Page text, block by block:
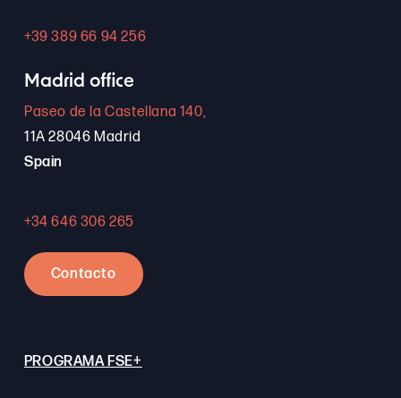
+39 389 66 94 256
Madrid office
Paseo de la Castellana 140,
11A 28046 Madrid
Spain
+34 646 306 265
Contacto
PROGRAMA FSE+